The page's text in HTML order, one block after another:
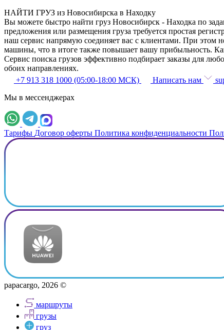
НАЙТИ ГРУЗ из Новосибирска в Находку
Вы можете быстро найти груз Новосибирск - Находка по
предложения или размещения груза требуется простая
наш сервис напрямую соединяет вас с клиентами. При этом
машины, что в итоге также повышает вашу прибыльность.
Сервис поиска грузов эффективно подбирает заказы для
обоих направлениях.
+7 913 318 1000 (05:00-18:00 МСК)
Написать нам
Мы в мессенджерах
Тарифы Договор оферты Политика конфиденциальности
papacargo, 2026 ©
маршруты
грузы
груз